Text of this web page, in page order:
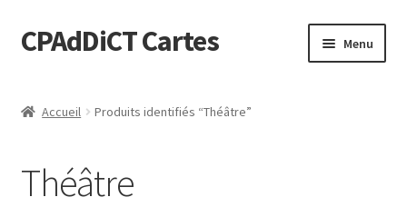
Aller
à
navigation
Aller
au
CPAdDiCT Cartes Menu
Accueil Produits identifiés “Théâtre”
Théâtre